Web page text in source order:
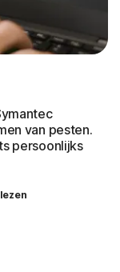
van pesten.
persoonlijks